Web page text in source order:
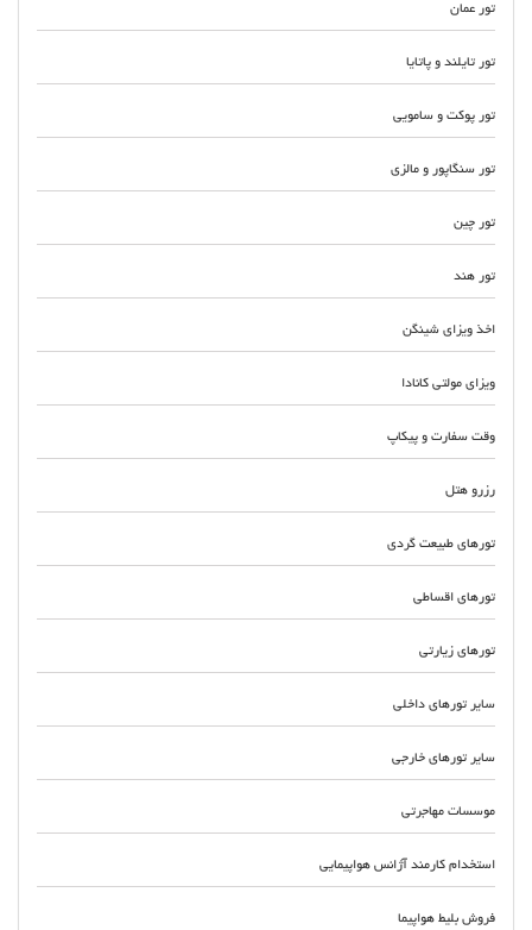
تور عمان
تور تایلند و پاتایا
تور پوکت و سامویی
تور سنگاپور و مالزی
تور چین
تور هند
اخذ ویزای شینگن
ویزای مولتی کانادا
وقت سفارت و پیکاپ
رزرو هتل
تورهای طبیعت گردی
تورهای اقساطی
تورهای زیارتی
سایر تورهای داخلی
سایر تورهای خارجی
موسسات مهاجرتی
استخدام کارمند آژانس هواپیمایی
فروش بلیط هواپیما